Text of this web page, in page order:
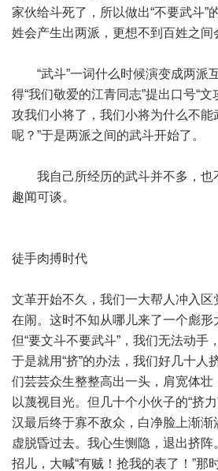
家伙给斗死了，所以做出“不要武斗”
姓会产生出两派，更想不到百姓之间
“武斗”一词什么时候演变成两派
得“我们敬爱的江青同志”提出口号“文
攻我们小将了，我们小将为什么不能
呢？”于是两派之间的武斗开始了。
我自己所经历的武斗并不多，也
趣闻可谈。
徒手肉搏时代
文革开始不久，我们一大帮人冲入
在闹。这时不知从哪儿来了一个彪形
但“要文斗不要武斗”，我们无法动手
于是就用“挤”的办法，我们好几十人
们芸芸众生整整高出一头，肩宽体壮
以蔑视目光。但几十个小伙子的“挤
汉最后终于寡不敌众，白净脸上渐
虚脱昏过去。我心生恻隐，退出挤
招儿，大喊“有贼！抢我的表了！”那